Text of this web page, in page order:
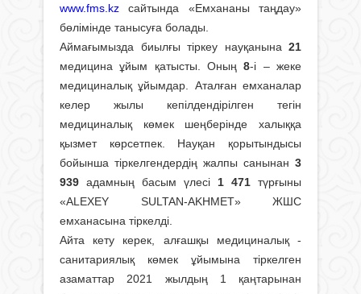
www.fms.kz сайтында «Емхананы таңдау»
бөлімінде танысуға болады.
Аймағымызда биылғы тіркеу науқанына 21
медицина ұйым қатысты. Оның8-і – жеке
медициналық ұйымдар. Аталған емханалар
келер жылы кепілдендірілген тегін
медициналық көмек шеңберінде халыққа
қызмет көрсетпек. Науқан қорытындысы
бойынша тіркелгендердің жалпы санынан 3
939 адамның басым үлесі 1 471 түрғыны
«ALEXEY SULTAN-AKHMET» ЖШС
емханасына тіркелді.
Айта кету керек, алғашқы медициналық -
санитариялық көмек ұйымына тіркелген
азаматтар 2021 жылдың 1 қаңтарынан